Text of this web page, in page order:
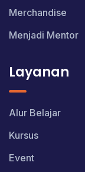
Merchandise
Menjadi Mentor
Layanan
Alur Belajar
Kursus
Event